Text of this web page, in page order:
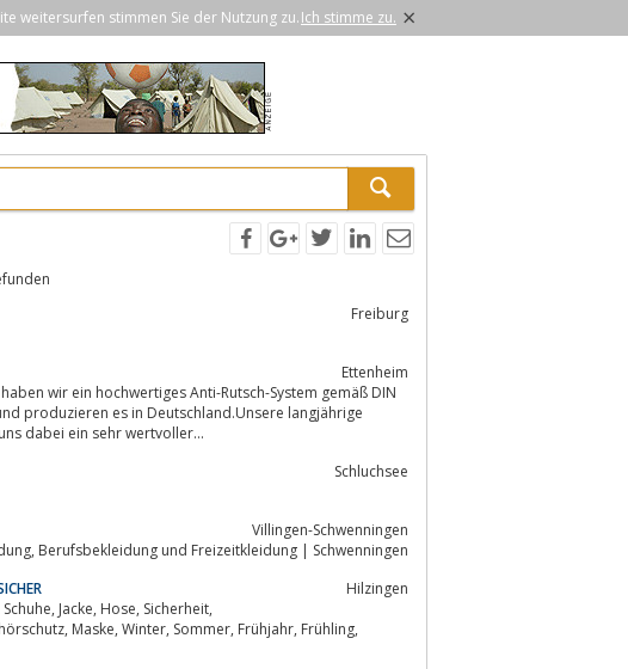
weitersurfen stimmen Sie der Nutzung zu.Ich stimme zu. ×
Freiburg
Ettenheim
produzieren es in Deutschland.Unsere langjährige
dabei ein sehr wertvoller...
Schluchsee
Villingen-Schwenningen
UMA Lieb Sicherheitstechnik und Berufskleidung | Feuerwehrkleidung, Berufsbekleidung und Freizeitkleidung | Schwenningen
Hilzingen
Jacke, Hose, Sicherheit,
Maske, Winter, Sommer, Frühjahr, Frühling,